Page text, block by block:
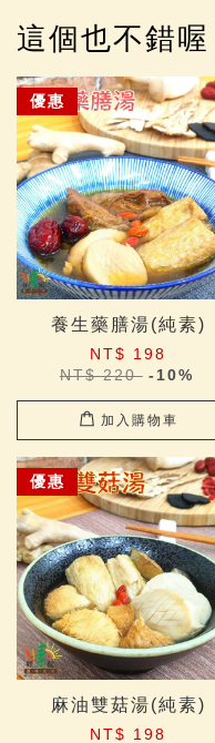
這個也不錯喔
優惠
養生藥膳湯(純素)
NT$ 198
NT$ 220 -10%
加入購物車
優惠
麻油雙菇湯(純素)
NT$ 198